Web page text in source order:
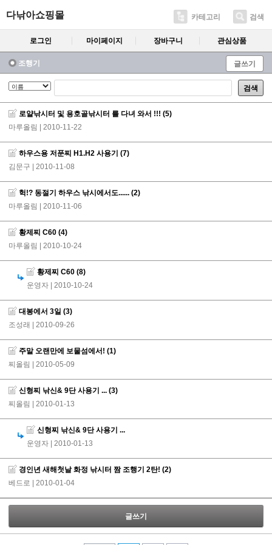
다낚아쇼핑몰 카테고리 검색
로그인 마이페이지 장바구니 관심상품
조행기 글쓰기
검색
로얄낚시터 및 용호골낚시터 를 다녀 와서 !!! (5)
마루올림 | 2010-11-22
하우스용 저푼찌 H1.H2 사용기 (7)
김문구 | 2010-11-08
헉!? 동절기 하우스 낚시에서도...... (2)
마루올림 | 2010-11-06
황제찌 C60 (4)
마루올림 | 2010-10-24
황제찌 C60 (8)
운영자 | 2010-10-24
대봉에서 3일 (3)
조성래 | 2010-09-26
주말 오랜만에 보물섬에서! (1)
찌올림 | 2010-05-09
신형찌 낚신& 9단 사용기 ... (3)
찌올림 | 2010-01-13
신형찌 낚신& 9단 사용기 ...
운영자 | 2010-01-13
경인년 새해첫날 화정 낚시터 짬 조행기 2탄! (2)
베드로 | 2010-01-04
글쓰기